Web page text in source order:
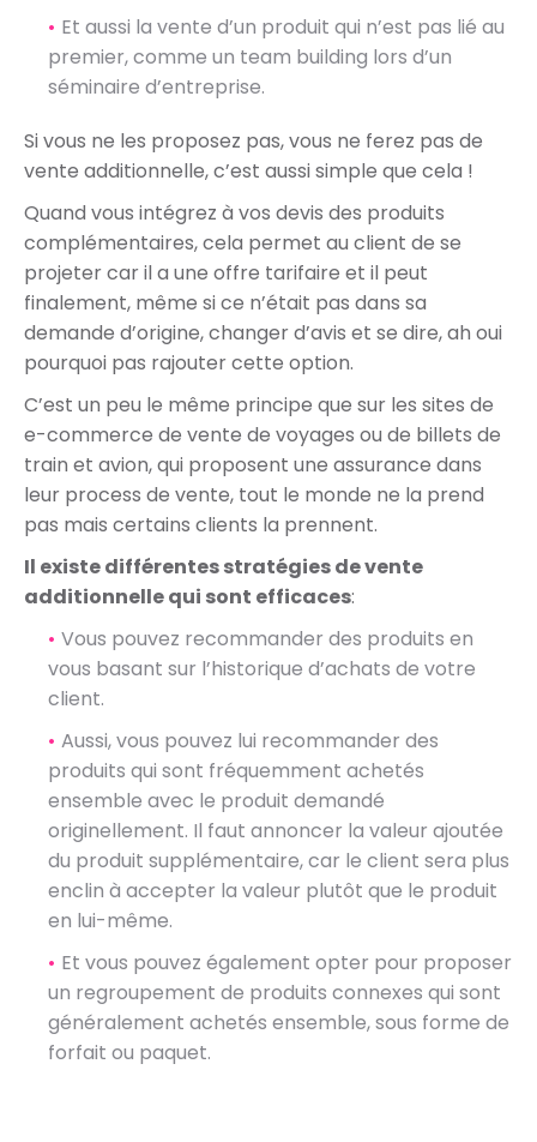
Et aussi la vente d’un produit qui n’est pas lié au
premier, comme un team building lors d’un
séminaire d’entreprise.
Si vous ne les proposez pas, vous ne ferez pas de
vente additionnelle, c’est aussi simple que cela !
Quand vous intégrez à vos devis des produits
complémentaires, cela permet au client de se
projeter car il a une offre tarifaire et il peut
finalement, même si ce n’était pas dans sa
demande d’origine, changer d’avis et se dire, ah oui
pourquoi pas rajouter cette option.
C’est un peu le même principe que sur les sites de
e-commerce de vente de voyages ou de billets de
train et avion, qui proposent une assurance dans
leur process de vente, tout le monde ne la prend
pas mais certains clients la prennent.
Il existe différentes stratégies de vente
additionnelle qui sont efficaces:
Vous pouvez recommander des produits en
vous basant sur l’historique d’achats de votre
client.
Aussi, vous pouvez lui recommander des
produits qui sont fréquemment achetés
ensemble avec le produit demandé
originellement. Il faut annoncer la valeur ajoutée
du produit supplémentaire, car le client sera plus
enclin à accepter la valeur plutôt que le produit
en lui-même.
Et vous pouvez également opter pour proposer
un regroupement de produits connexes qui sont
généralement achetés ensemble, sous forme de
forfait ou paquet.